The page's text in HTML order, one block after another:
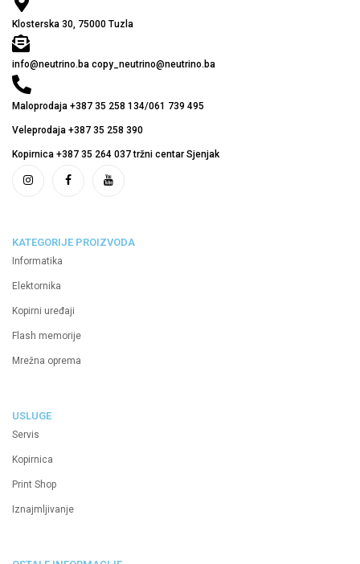
Klosterska 30, 75000 Tuzla
info@neutrino.ba copy_neutrino@neutrino.ba
Maloprodaja +387 35 258 134/061 739 495
Veleprodaja +387 35 258 390
Kopirnica +387 35 264 037 tržni centar Sjenjak
KATEGORIJE PROIZVODA
Informatika
Elektornika
Kopirni uređaji
Flash memorije
Mrežna oprema
USLUGE
Servis
Kopirnica
Print Shop
Iznajmljivanje